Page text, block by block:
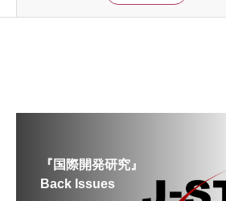
『国際開発研究』
Back Issues